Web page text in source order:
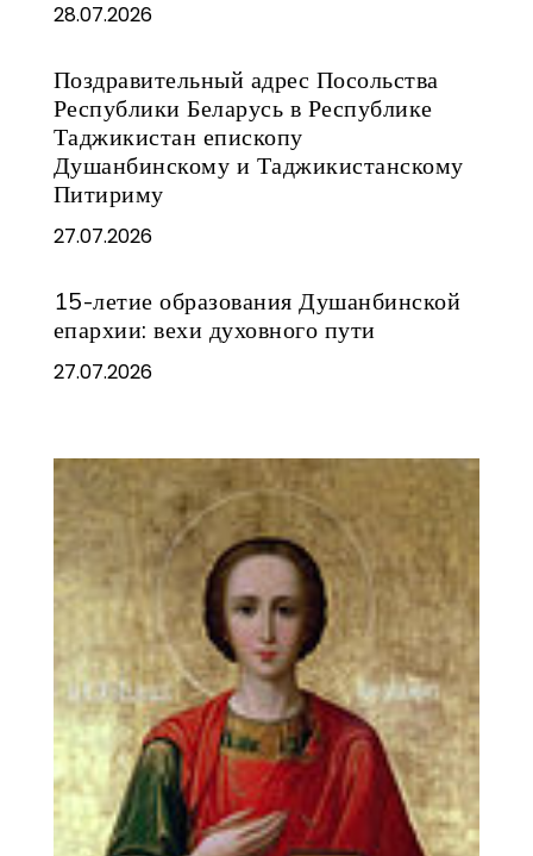
28.07.2026
Поздравительный адрес Посольства
Республики Беларусь в Республике
Таджикистан епископу
Душанбинскому и Таджикистанскому
Питириму
27.07.2026
15-летие образования Душанбинской
епархии: вехи духовного пути
27.07.2026